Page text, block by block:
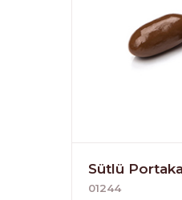
Sütlü
01244